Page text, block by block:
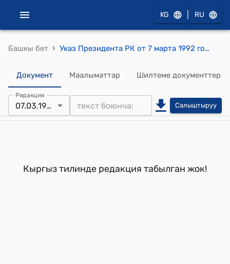
KG RU
Башкы бет › Указ Президента РК от 7 марта 1992 года №УП-87 "О Джаманбаеве А.С."
Документ Маалыматтар Шилтеме документтер
Редакция
07.03.1992 Салыштыруу
Кыргыз тилинде редакция табылган жок!